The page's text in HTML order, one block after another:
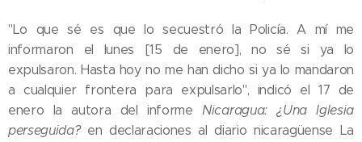
"Lo que sé es que lo secuestró la Policía. A mí me
informaron el lunes [15 de enero], no sé si ya lo
expulsaron. Hasta hoy no me han dicho si ya lo mandaron
a cualquier frontera para expulsarlo", indicó el 17 de
enero la autora del informeNicaragua: ¿Una Iglesia
perseguida?en declaraciones al diario nicaragüense La